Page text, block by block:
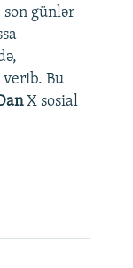
günlər
verib. Bu
X sosial